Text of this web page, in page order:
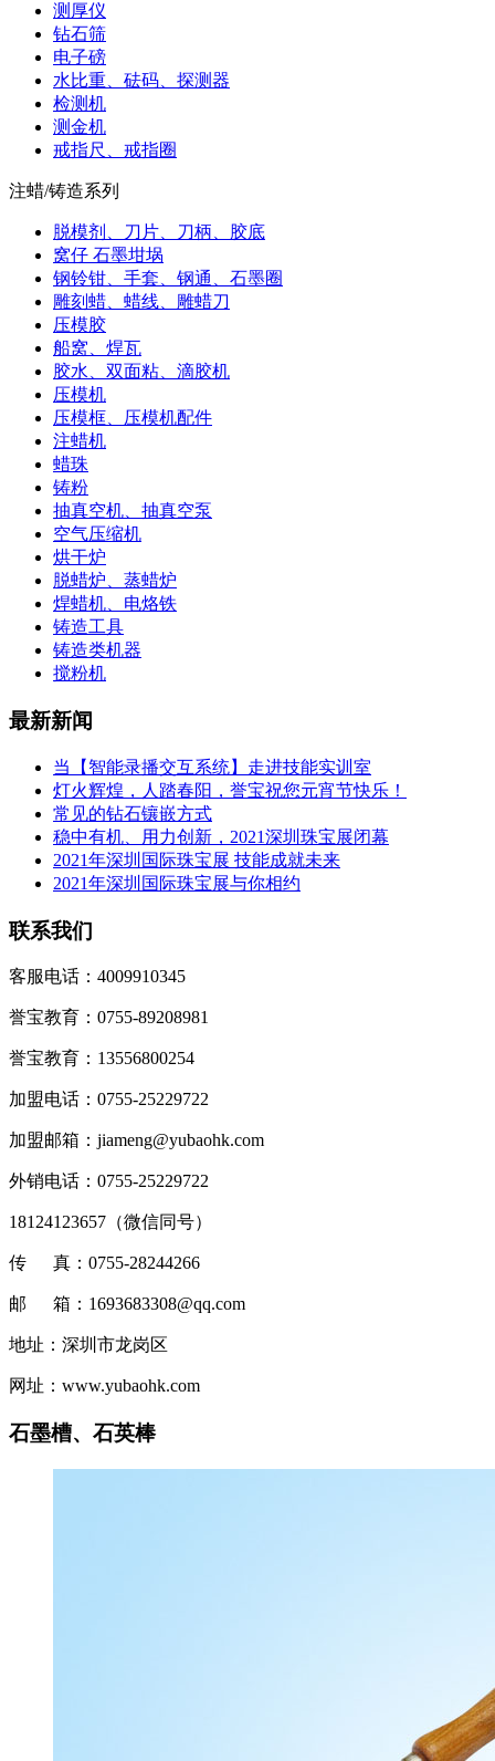
测厚仪
钻石筛
电子磅
水比重、砝码、探测器
检测机
测金机
戒指尺、戒指圈
注蜡/铸造系列
脱模剂、刀片、刀柄、胶底
窝仔 石墨坩埚
钢铃钳、手套、钢通、石墨圈
雕刻蜡、蜡线、雕蜡刀
压模胶
船窝、焊瓦
胶水、双面粘、滴胶机
压模机
压模框、压模机配件
注蜡机
蜡珠
铸粉
抽真空机、抽真空泵
空气压缩机
烘干炉
脱蜡炉、蒸蜡炉
焊蜡机、电烙铁
铸造工具
铸造类机器
搅粉机
最新新闻
当【智能录播交互系统】走进技能实训室
灯火辉煌，人踏春阳，誉宝祝您元宵节快乐！
常见的钻石镶嵌方式
稳中有机、用力创新，2021深圳珠宝展闭幕
2021年深圳国际珠宝展 技能成就未来
2021年深圳国际珠宝展与你相约
联系我们
客服电话：4009910345
誉宝教育：0755-89208981
誉宝教育：13556800254
加盟电话：0755-25229722
加盟邮箱：jiameng@yubaohk.com
外销电话：0755-25229722
18124123657（微信同号）
传 真：0755-28244266
邮 箱：1693683308@qq.com
地址：深圳市龙岗区
网址：www.yubaohk.com
石墨槽、石英棒